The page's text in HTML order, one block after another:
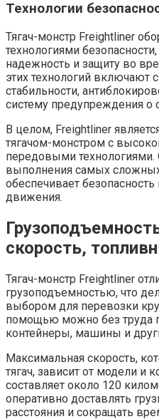
Технологии
Тягач-монстр Freightliner
технологиями
надежность и защиту во
этих технологий включают
стабильности,
систему предупреждения о
В целом, Freightliner
тягачом-монстром с
передовыми технологиями.
выполнения самых
обеспечивает
движения.
скорость,
Тягач-монстр Freightliner
грузоподъемностью, что
выбором для перевозки
помощью можно без труда
контейнеры, машины и
Максимальная скорость,
тягач, зависит от модели и
составляет около 120
оперативно доставлять
расстояния и сокращать